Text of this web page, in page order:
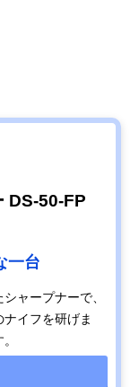
DS-50-FP
一台
ャープナーで、
イフを研げま